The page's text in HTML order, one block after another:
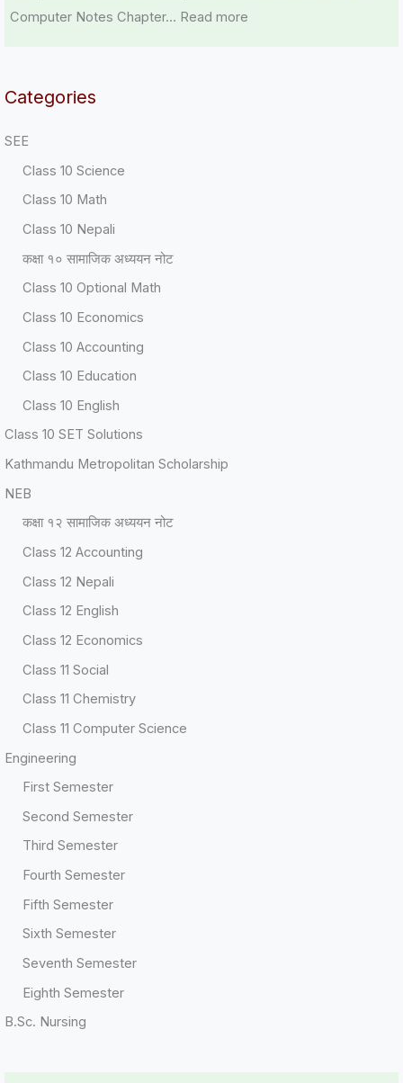
Computer Notes Chapter… Read more
Categories
SEE
Class 10 Science
Class 10 Math
Class 10 Nepali
कक्षा १० सामाजिक अध्ययन नोट
Class 10 Optional Math
Class 10 Economics
Class 10 Accounting
Class 10 Education
Class 10 English
Class 10 SET Solutions
Kathmandu Metropolitan Scholarship
NEB
कक्षा १२ सामाजिक अध्ययन नोट
Class 12 Accounting
Class 12 Nepali
Class 12 English
Class 12 Economics
Class 11 Social
Class 11 Chemistry
Class 11 Computer Science
Engineering
First Semester
Second Semester
Third Semester
Fourth Semester
Fifth Semester
Sixth Semester
Seventh Semester
Eighth Semester
B.Sc. Nursing